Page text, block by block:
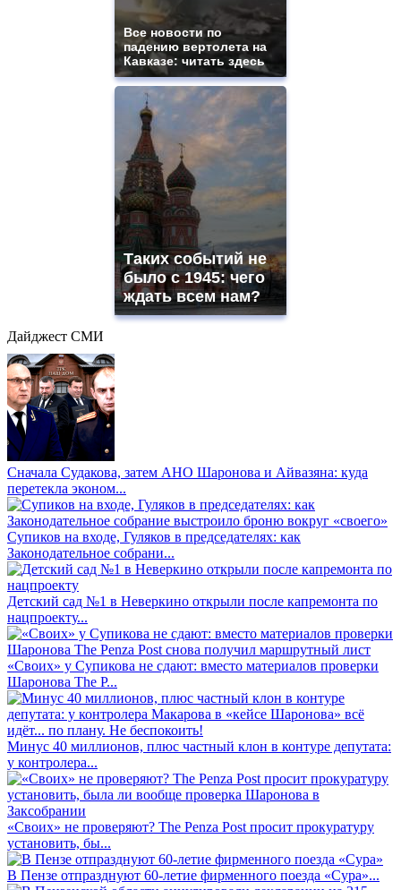
Все новости по
падению вертолета на
Кавказе: читать здесь
Таких событий не
было с 1945: чего
ждать всем нам?
Дайджест СМИ
Сначала Судакова, затем АНО Шаронова и Айвазяна: куда
перетекла эконом...
Супиков на входе, Гуляков в председателях: как
Законодательное собрани...
Детский сад №1 в Неверкино открыли после капремонта по
нацпроекту...
«Своих» у Супикова не сдают: вместо материалов проверки
Шаронова The P...
Минус 40 миллионов, плюс частный клон в контуре депутата:
у контролера...
«Своих» не проверяют? The Penza Post просит прокуратуру
установить, бы...
В Пензе отпразднуют 60-летие фирменного поезда «Сура»...